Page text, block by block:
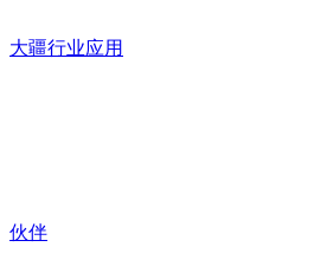
大疆行业应用
伙伴